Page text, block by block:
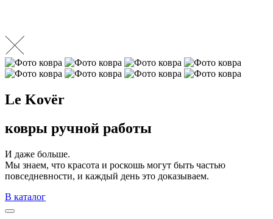
Le Kovёr
ковры ручной работы
И даже больше.
Мы знаем, что красота и роскошь могут быть частью
повседневности, и каждый день это доказываем.
В каталог